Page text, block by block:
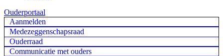
Ouderportaal
Aanmelden
Medezeggenschapsraad
Ouderraad
Communicatie met ouders